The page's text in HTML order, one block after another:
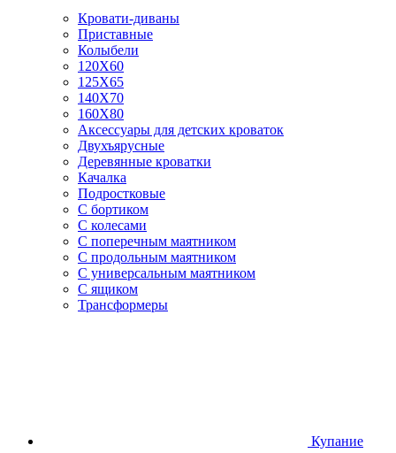
Кровати-диваны
Приставные
Колыбели
120Х60
125X65
140Х70
160Х80
Аксессуары для детских кроваток
Двухъярусные
Деревянные кроватки
Качалка
Подростковые
С бортиком
С колесами
С поперечным маятником
С продольным маятником
С универсальным маятником
С ящиком
Трансформеры
Купание